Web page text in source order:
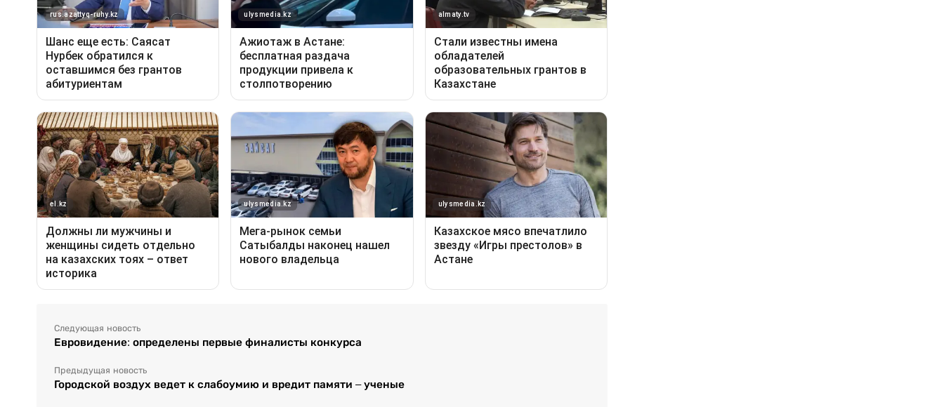
Следующая новость
Евровидение: определены первые финалисты конкурса
Предыдущая новость
Городской воздух ведет к слабоумию и вредит памяти – ученые